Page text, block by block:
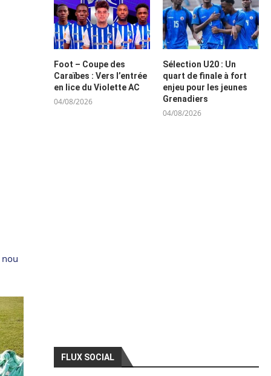
Foot – Coupe des
Caraïbes : Vers l’entrée
en lice du Violette AC
04/08/2026
Sélection U20 : Un
quart de finale à fort
enjeu pour les jeunes
Grenadiers
04/08/2026
FLUX SOCIAL